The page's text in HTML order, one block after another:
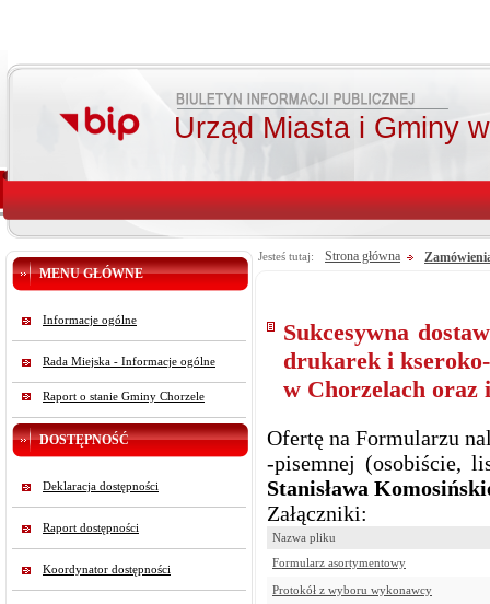
Urząd Miasta i Gminy
MENU GŁÓWNE
Informacje ogólne
Rada Miejska - Informacje ogólne
Raport o stanie Gminy Chorzele
DOSTĘPNOŚĆ
Deklaracja dostępności
Raport dostępności
Koordynator dostępności
Jesteś tutaj: Strona główna
Sukcesywna
drukarek i
w Chorzelach oraz
Ofertę na Formularzu
-pisemnej (osobiście,
Stanisława
Załączniki:
Nazwa pliku
Formularz asortymentowy
Protokół z wyboru wykonawcy